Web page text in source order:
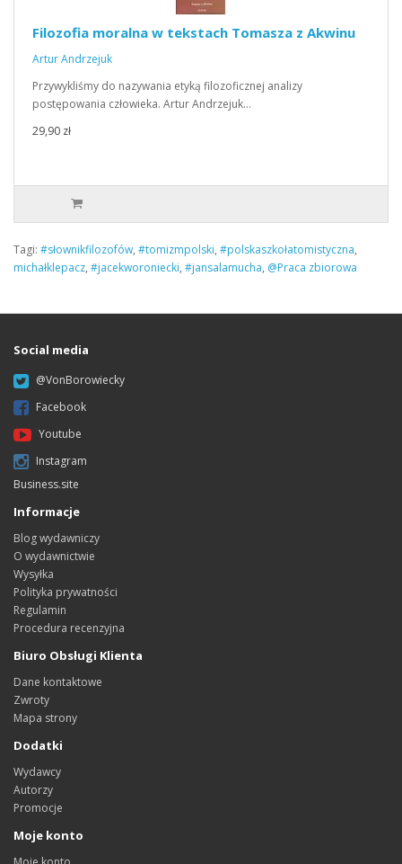
Filozofia moralna w tekstach Tomasza z Akwinu
Artur Andrzejuk
Przywykliśmy do nazywania etyką filozoficznej analizy
postępowania człowieka. Artur Andrzejuk…
29,90 zł
Tagi: #słownikfilozofów, #tomizmpolski, #polskaszkołatomistyczna,
michałklepacz, #jacekworoniecki, #jansalamucha, @Praca zbiorowa
Social media
@VonBorowiecky
Facebook
Youtube
Instagram
Business.site
Informacje
Blog wydawniczy
O wydawnictwie
Wysyłka
Polityka prywatności
Regulamin
Procedura recenzyjna
Biuro Obsługi Klienta
Dane kontaktowe
Zwroty
Mapa strony
Dodatki
Wydawcy
Autorzy
Promocje
Moje konto